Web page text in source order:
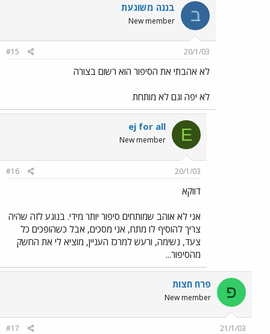
ב בננה משוגעת
New member
20/1/03
#15
לא אהבתי את הסיפור הוא רשום בצורה
לא יפה וגם לא מותחת
E
ej for all
New member
20/1/03
#16
דווקא
אני לא אוהב שמותחים סיפור יותר מידי. בנוגע לזה שהיה
צריך להוסיף לו מתח, אני מסכים, אבל כשהופכים כל
צעד, נשימה, ורעש למרכז העניין, מוציא לי את החשק
מהסיפור...
פ פרח חצות
New member
21/1/03
#17